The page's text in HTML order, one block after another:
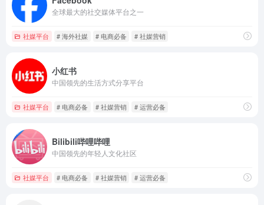
全球最大的社交媒体平台之一
社媒平台 # 海外社媒 # 电商必备 # 社媒营销
小红书
中国领先的生活方式分享平台
社媒平台 # 电商必备 # 社媒营销 # 运营必备
Bilibili哔哩哔哩
中国领先的年轻人文化社区
社媒平台 # 电商必备 # 社媒营销 # 运营必备